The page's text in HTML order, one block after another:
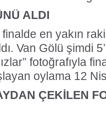
ALDI
finalde en yakın
Van Gölü şimdi
fotoğrafıyla
oylama 12
ÇEKİLEN